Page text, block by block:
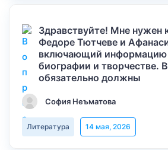
Здравствуйте! Мне нужен
Федоре Тютчеве и
включающий информацию
биографии и творчестве.
обязательно должны
София Неъматова
Литература 14 мая, 2026